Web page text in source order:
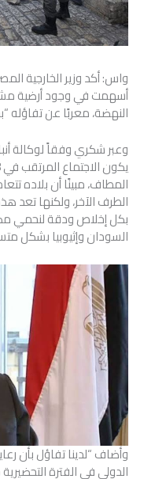
واس: أكد وزير الخارجية
أسهمت في وجود أرضية
النهضة، معربًا عن تفاؤله
وعبر شكري وفقاً لوكالة
المطاف، مبينًا أن بلاده
الطرف الآخر، ولكنها تعد
بكل إخلاص ودقة لنحمي
السودان وإثيوبيا بشكل
وأضاف “لدينا تفاؤل بأن
الدولي في الفترة